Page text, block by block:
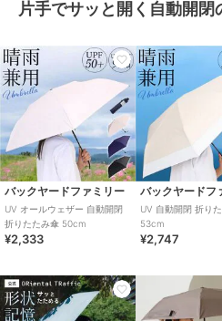
片手でサッと開く自動開閉
バックヤードファミリー
UV オールウェザー 自動開閉
折りたたみ傘 50cm
¥2,333
バックヤードフ
UV 自動開閉 折り
53cm
¥2,747